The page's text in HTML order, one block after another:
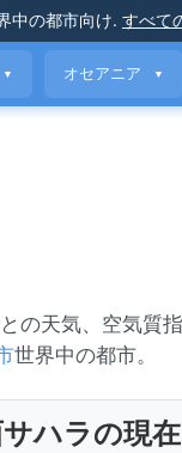
中の都市向け. すべて
▼ オセアニア ▼
の天気、空気質
世界中の都市。
ハラの現